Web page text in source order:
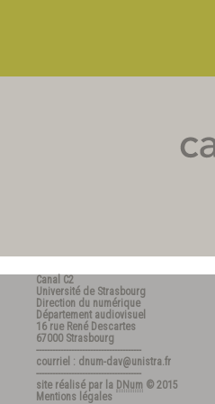
Canal C2
Université de Strasbourg
Direction du numérique
Département audiovisuel
16 rue René Descartes
67000 Strasbourg
---------------------------------------
courriel : dnum-dav@unistra.fr
---------------------------------------
site réalisé par la DNum © 2015
Mentions légales